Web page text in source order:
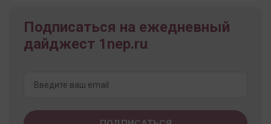
Подписаться на ежедневный
дайджест 1nep.ru